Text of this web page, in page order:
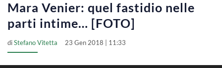
Mara Venier: quel fastidio nelle
parti intime… [FOTO]
diStefano Vitetta 23 Gen 2018 | 11:33